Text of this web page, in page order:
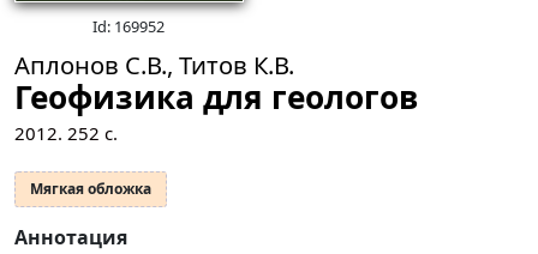
Id: 169952
Аплонов С.В., Титов К.В.
Геофизика для геологов
2012. 252 с.
Мягкая обложка
Аннотация